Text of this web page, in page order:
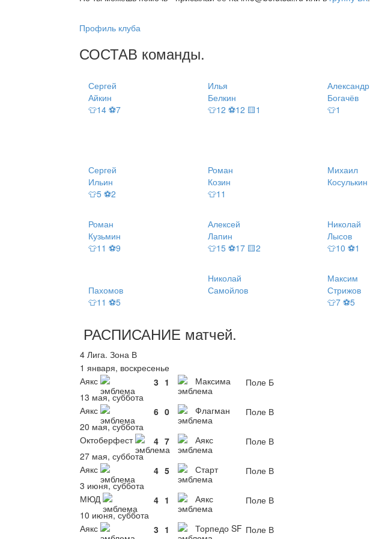
Профиль клуба
СОСТАВ команды.
Сергей
Айкин
👕14 ⚽7
Илья
Белкин
👕12 ⚽12 🟨1
Александр
Богачёв
👕1
Сергей
Ильин
👕5 ⚽2
Роман
Козин
👕11
Михаил
Косулькин
Роман
Кузьмин
👕11 ⚽9
Алексей
Лапин
👕15 ⚽17 🟨2
Николай
Лысов
👕10 ⚽1
Пахомов
👕11 ⚽5
Николай
Самойлов
Максим
Стрижов
👕7 ⚽5
РАСПИСАНИЕ матчей.
4 Лига. Зона В
1 января, воскресенье
Аякс
3 1 Максима
Поле Б
13 мая, суббота
Аякс
6 0 Флагман
Поле В
20 мая, суббота
Октоберфест
4 7 Аякс
Поле В
27 мая, суббота
Аякс
4 5 Старт
Поле В
3 июня, суббота
МЮД
4 1 Аякс
Поле В
10 июня, суббота
Аякс
3 1 Торпедо SF Поле В